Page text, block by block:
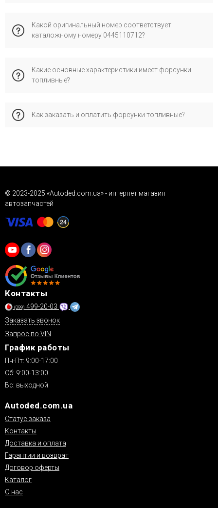
специализируется на сертифицированных запчастях для
европейских автомобилей. Его выбирают за надежное
Какой оригинальный номер соответствует
каталожному номеру 0445110712?
оригинальный номер OEM: 13538514148, официально
применяемый производителем для проверки
Какие основные характеристики имеет форсунки
топливные?
дополнительный артикул / дополнительная информация 2 -
Как заказать и оплатить форсунки топливные?
© 2023-2025 «Autoded.com.ua» - интернет магазин
автозапчастей
Контакты
(099) 499-20-03
Заказать звонок
Запрос по VIN
График работы
Пн-Пт: 9:00-17:00
Сб: 9:00-13:00
Вс: выходной
Autoded.com.ua
Статус заказа
Контакты
Доставка и оплата
Гарантии и возврат
Договор оферты
Каталог
О нас